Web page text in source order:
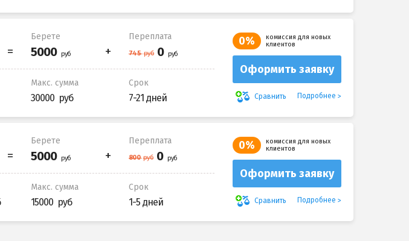
Берете Переплата
Макс. сумма
30000
Срок
7-21 дней
0%
комиссия для новых
клиентов
Оформить заявку
Сравнить Подробнее
Берете Переплата
Макс. сумма
15000
Срок
1-5 дней
0%
комиссия для новых
клиентов
Оформить заявку
Сравнить Подробнее